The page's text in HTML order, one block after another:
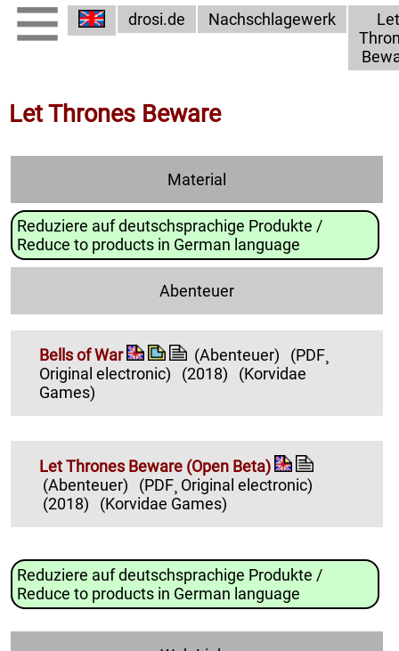
drosi.de Nachschlagewerk
Let
Let Thrones Beware
Material
Reduziere auf deutschsprachige Produkte /
Reduce to products in German language
Abenteuer
Bells of War (Abenteuer)
(PDF¸
Original electronic)
(2018)
(Korvidae
Games)
Let Thrones Beware (Open Beta)
(Abenteuer)
(PDF¸ Original electronic)
(2018)
(Korvidae Games)
Reduziere auf deutschsprachige Produkte /
Reduce to products in German language